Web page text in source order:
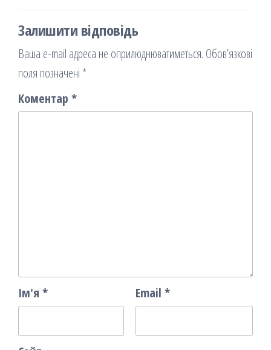
Залишити відповідь
Ваша e-mail адреса не оприлюднюватиметься. Обов’язкові
поля позначені *
Коментар *
Ім'я * Email *